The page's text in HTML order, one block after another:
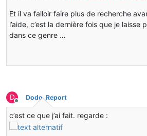
Et il va falloir faire plus de recherche
l’aide, c’est la dernière fois que je laisse
dans ce genre …
D
Hors-ligne
Dodo_Report
c’est ce que j’ai fait. regarde :